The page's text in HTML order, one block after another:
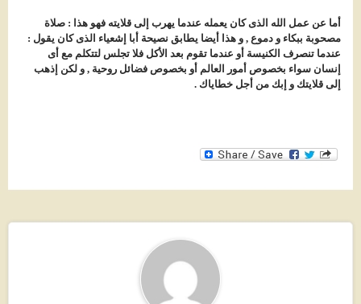
أما عن عمل الله الذى كان يعمله عندما يهرب إلى قلايته فهو هذا : صلاة
مصحوبة ببكاء و دموع , و هذا أيضا يطابق نصيحة أبا إشعياء الذى كان يقول :
عندما تنصرف الكنيسة أو عندما تقوم بعد الأكل فلا تجلس لتتكلم مع أى
إنسان سواء بخصوص أمور العالم أو بخصوص فضائل روحية , و لكن إذهب
إلى قلايتك و إبك من أجل خطاياك .